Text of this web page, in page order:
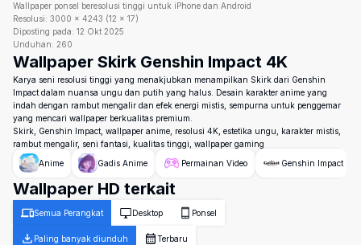
Wallpaper ponsel beresolusi tinggi untuk iPhone dan Android
Resolusi: 3000 × 4243 (12 × 17)
Diposting pada: 12 Okt 2025
Unduhan: 260
Wallpaper Skirk Genshin Impact 4K
Karya seni resolusi tinggi yang menakjubkan menampilkan Skirk dari Genshin
Impact dalam nuansa ungu dan putih yang halus. Desain karakter anime yang
indah dengan rambut mengalir dan efek energi mistis, sempurna untuk penggemar
yang mencari wallpaper berkualitas premium.
Skirk, Genshin Impact, wallpaper anime, resolusi 4K, estetika ungu, karakter mistis,
rambut mengalir, seni fantasi, kualitas tinggi, wallpaper gaming
Anime
Gadis Anime Permainan Video Genshin Impact
Wallpaper HD terkait
Semua Perangkat Desktop Ponsel
Paling banyak diunduh Terbaru